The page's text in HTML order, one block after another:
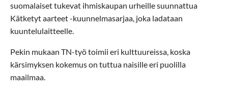
suomalaiset tukevat ihmiskaupan urheille suunnattua
Kätketyt aarteet -kuunnelmasarjaa, joka ladataan
kuuntelulaitteelle.
Pekin mukaan TN-työ toimii eri kulttuureissa, koska
kärsimyksen kokemus on tuttua naisille eri puolilla
maailmaa.